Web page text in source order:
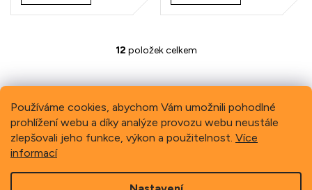
Používáme cookies, abychom Vám umožnili pohodlné
prohlížení webu a díky analýze provozu webu neustále
zlepšovali jeho funkce, výkon a použitelnost. Více
informací
O
l
d
a
c
r
12 položek celkem
Previous